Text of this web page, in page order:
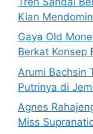
Kian
Gaya Old
Berkat Konsep
Arumi Bachsin
Putrinya di
Agnes
Miss